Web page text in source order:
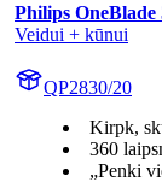
Philips OneBlade
Veidui + kūnui
QP2830/20
Kirpk,
360
„Penki